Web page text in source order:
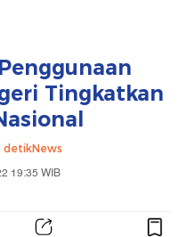
Tingkatkan
detikNews
19:35 WIB